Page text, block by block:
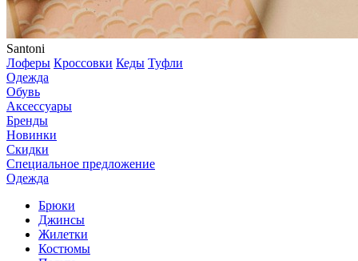
Santoni
Лоферы Кроссовки Кеды Туфли
Одежда
Обувь
Аксессуары
Бренды
Новинки
Скидки
Специальное предложение
Одежда
Брюки
Джинсы
Жилетки
Костюмы